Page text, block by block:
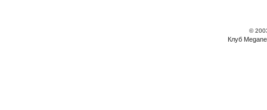
©
Клуб